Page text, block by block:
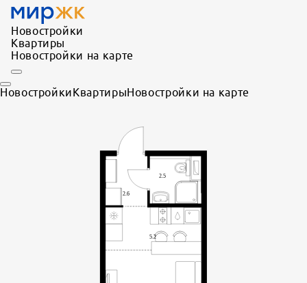
Новостройки
Квартиры
Новостройки на карте
НовостройкиКвартирыНовостройки на карте